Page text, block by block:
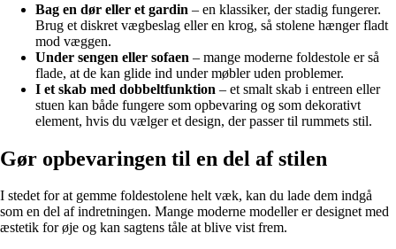
Bag en dør eller et gardin – en klassiker, der stadig fungerer.
Brug et diskret vægbeslag eller en krog, så stolene hænger fladt
mod væggen.
Under sengen eller sofaen – mange moderne foldestole er så
flade, at de kan glide ind under møbler uden problemer.
I et skab med dobbeltfunktion – et smalt skab i entreen eller
stuen kan både fungere som opbevaring og som dekorativt
element, hvis du vælger et design, der passer til rummets stil.
Gør opbevaringen til en del af stilen
I stedet for at gemme foldestolene helt væk, kan du lade dem indgå
som en del af indretningen. Mange moderne modeller er designet med
æstetik for øje og kan sagtens tåle at blive vist frem.